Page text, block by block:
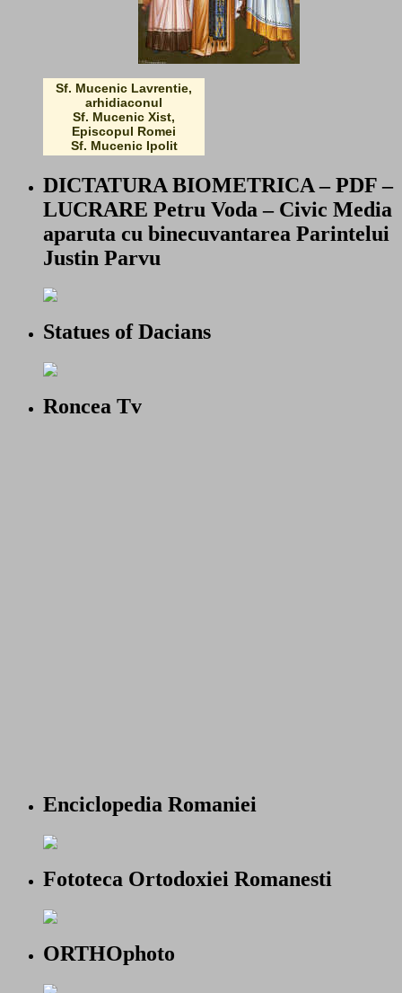
Sf. Mucenic Lavrentie,
arhidiaconul
Sf. Mucenic Xist,
Episcopul Romei
Sf. Mucenic Ipolit
DICTATURA BIOMETRICA – PDF –
LUCRARE Petru Voda – Civic Media
aparuta cu binecuvantarea Parintelui
Justin Parvu
Statues of Dacians
Roncea Tv
Enciclopedia Romaniei
Fototeca Ortodoxiei Romanesti
ORTHOphoto